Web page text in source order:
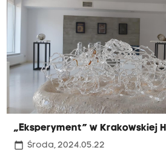
„Eksperyment” w Krakowskiej
calendar_today Środa, 2024.05.22